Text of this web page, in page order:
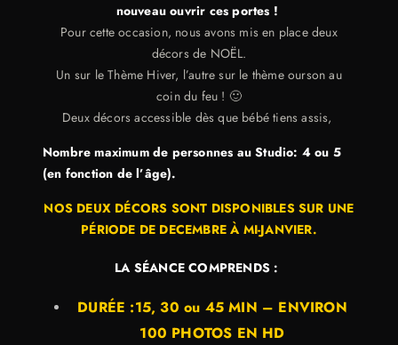
nouveau ouvrir ces portes !
Pour cette occasion, nous avons mis en place deux
décors de NOËL.
Un sur le Thème Hiver, l’autre sur le thème ourson au
coin du feu ! 🙂
Deux décors accessible dès que bébé tiens assis,
Nombre maximum de personnes au Studio: 4 ou 5
(en fonction de l’âge).
NOS DEUX DÉCORS SONT DISPONIBLES SUR UNE
PÉRIODE DE DECEMBRE À MI-JANVIER.
LA SÉANCE COMPRENDS :
DURÉE :15, 30 ou 45 MIN – ENVIRON
100 PHOTOS EN HD